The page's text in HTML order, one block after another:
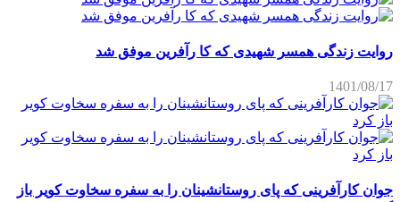
روایت زندگی همسر شهیدی که کا رآفرین موفق شد
1401/08/17
جوان کارآفرینی که پای روستانشینان را به سفره سخاوت کویر باز